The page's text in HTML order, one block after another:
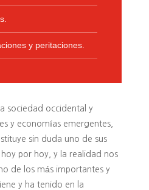
y peritaciones.
sociedad occidental y
y economías emergentes,
sin duda uno de sus
hoy por hoy, y la realidad nos
de los más importantes y
y ha tenido en la